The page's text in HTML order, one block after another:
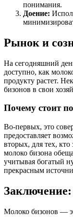
понимания.
Доение:
Рынок и
На сегодняшний
доступно, как
продукту растет.
бизонов в свои
Почему стоит
Во-первых, это
предоставляет
вторых, для тех, кто
молоко бизона
учитывая богатый
прекрасным
Заключение:
Молоко бизонов —